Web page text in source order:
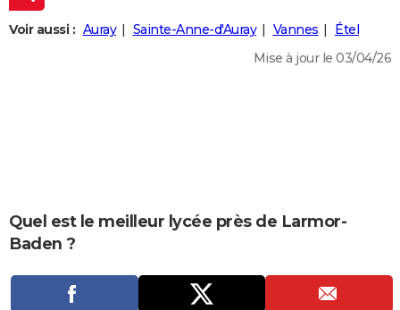
Guides de France
Escapades
Patrimoine
Expositions
Musées
Week-end nature
+
LIFESTYLE
CARTE DE VOEUX
Dictionnaire
Biographies
Expressions
Proverbes
PROGRAMME TV
Voir aussi : Auray Sainte-Anne-d'Auray Vannes
Étel
Mise à jour le 03/04/26
Quel est le meilleur lycée près de Larmor-
Baden ?